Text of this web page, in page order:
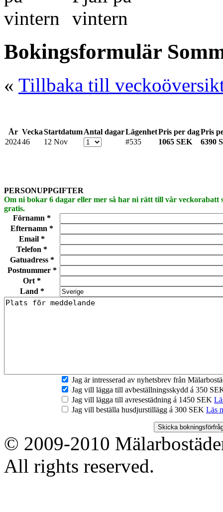
Bokingsformulär
« Tillbaka till
År VeckaStartdatumAntal dagarLägenhetPris per dagPris
202446 12 Nov #535 1065 SEK 6390
PERSONUPPGIFTER
Om ni bokar 6 dagar eller mer så har ni rätt till vår veckorabatt
gratis.
Förnamn *
Efternamn *
Email *
Telefon *
Gatuadress *
Postnummer *
Ort *
Land *
Jag är intresserad av nyhetsbrev från
Jag vill lägga till avbeställningsskydd á 350
Jag vill lägga till avresestädning á 1450 SEK
Jag vill beställa husdjurstillägg á 300 SEK Läs
© 2009-2010
All rights reserved.